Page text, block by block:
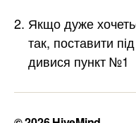
Якщо дуже
так, поставити
дивися пункт №1